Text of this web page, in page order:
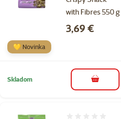
with Fibres 550 g
Cena
3,69 €
💛 Novinka
Skladom do košíka